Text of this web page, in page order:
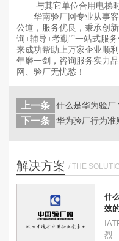
与其它单位合用电梯时
华南验厂网专业从事
公道，服务优良，秉承创
询+辅导+考勤"”一站式服
来成功帮助上万家企业顺
年磨一剑，咨询服务实力
网、验厂无忧愁！
上一条
下一条 华为验厂行为准
解决方案 / THE
什
效
烈...